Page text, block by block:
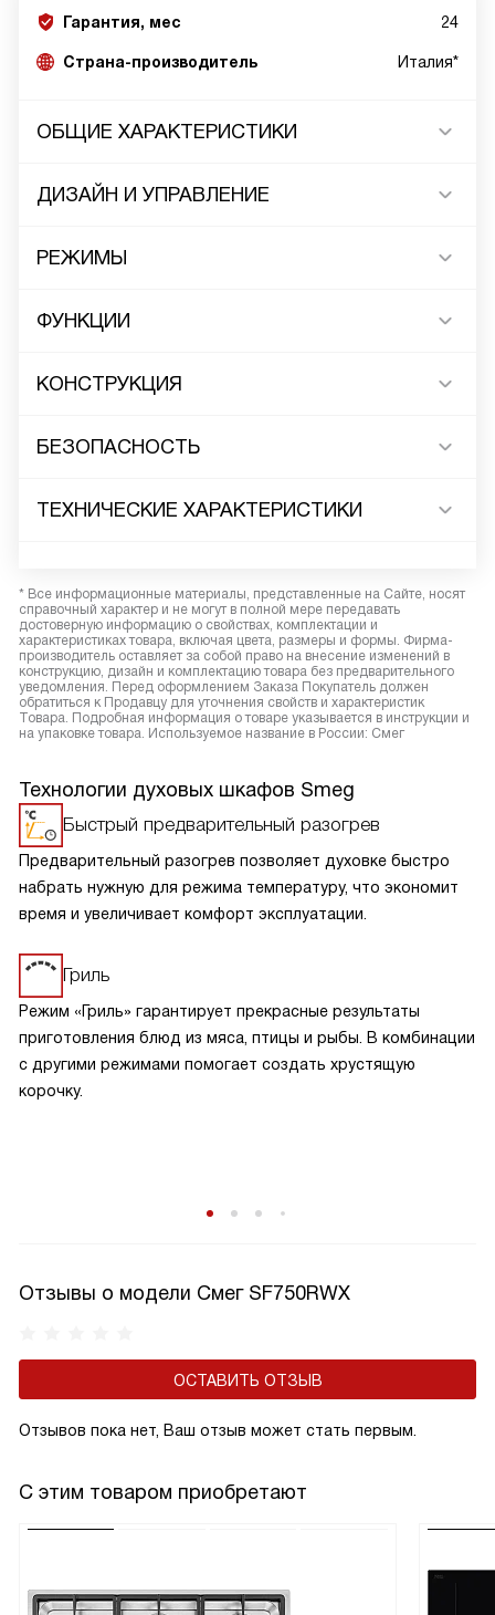
Гарантия, мес 24
Страна-производитель Италия*
ОБЩИЕ ХАРАКТЕРИСТИКИ
ДИЗАЙН И УПРАВЛЕНИЕ
РЕЖИМЫ
ФУНКЦИИ
КОНСТРУКЦИЯ
БЕЗОПАСНОСТЬ
ТЕХНИЧЕСКИЕ ХАРАКТЕРИСТИКИ
* Все информационные материалы, представленные на Сайте, носят
справочный характер и не могут в полной мере передавать
достоверную информацию о свойствах, комплектации и
характеристиках товара, включая цвета, размеры и формы. Фирма-
производитель оставляет за собой право на внесение изменений в
конструкцию, дизайн и комплектацию товара без предварительного
уведомления. Перед оформлением Заказа Покупатель должен
обратиться к Продавцу для уточнения свойств и характеристик
Товара. Подробная информация о товаре указывается в инструкции и
на упаковке товара. Используемое название в России: Смег
Технологии духовых шкафов Smeg
Быстрый предварительный разогрев
Предварительный разогрев позволяет духовке быстро
набрать нужную для режима температуру, что экономит
время и увеличивает комфорт эксплуатации.
Гриль
Режим «Гриль» гарантирует прекрасные результаты
приготовления блюд из мяса, птицы и рыбы. В комбинации
с другими режимами помогает создать хрустящую
корочку.
Отзывы о модели Смег SF750RWX
ОСТАВИТЬ ОТЗЫВ
Отзывов пока нет, Ваш отзыв может стать первым.
С этим товаром приобретают